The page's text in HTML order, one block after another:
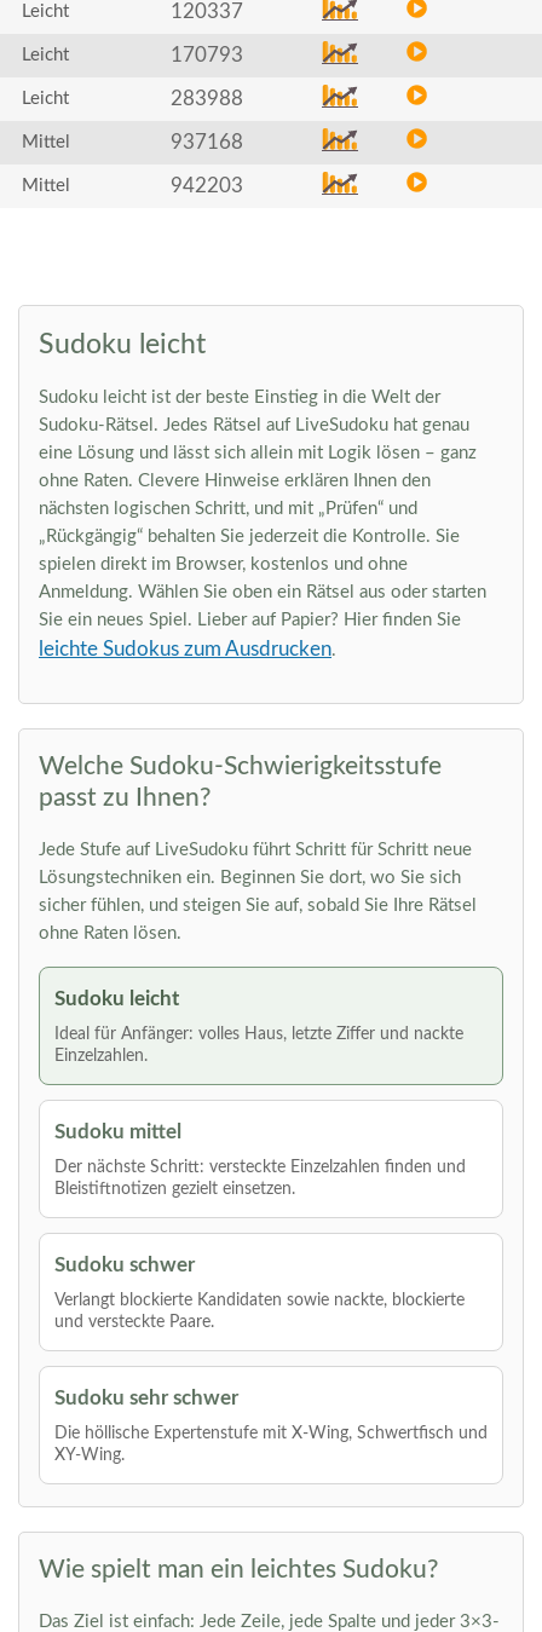
Leicht 120337
Leicht 170793
Leicht 283988
Mittel 937168
Mittel 942203
Sudoku leicht
Sudoku leicht ist der beste Einstieg in die Welt der
Sudoku-Rätsel. Jedes Rätsel auf LiveSudoku hat genau
eine Lösung und lässt sich allein mit Logik lösen – ganz
ohne Raten. Clevere Hinweise erklären Ihnen den
nächsten logischen Schritt, und mit „Prüfen“ und
„Rückgängig“ behalten Sie jederzeit die Kontrolle. Sie
spielen direkt im Browser, kostenlos und ohne
Anmeldung. Wählen Sie oben ein Rätsel aus oder starten
Sie ein neues Spiel. Lieber auf Papier? Hier finden Sie
leichte Sudokus zum Ausdrucken.
Welche Sudoku-Schwierigkeitsstufe
passt zu Ihnen?
Jede Stufe auf LiveSudoku führt Schritt für Schritt neue
Lösungstechniken ein. Beginnen Sie dort, wo Sie sich
sicher fühlen, und steigen Sie auf, sobald Sie Ihre Rätsel
ohne Raten lösen.
Sudoku leicht
Ideal für Anfänger: volles Haus, letzte Ziffer und nackte
Einzelzahlen.
Sudoku mittel
Der nächste Schritt: versteckte Einzelzahlen finden und
Bleistiftnotizen gezielt einsetzen.
Sudoku schwer
Verlangt blockierte Kandidaten sowie nackte, blockierte
und versteckte Paare.
Sudoku sehr schwer
Die höllische Expertenstufe mit X-Wing, Schwertfisch und
XY-Wing.
Wie spielt man ein leichtes Sudoku?
Das Ziel ist einfach: Jede Zeile, jede Spalte und jeder 3×3-